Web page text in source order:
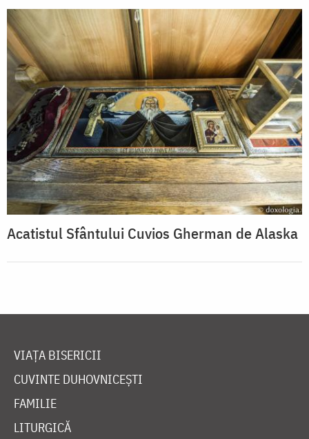
Acatistul Sfântului Cuvios Gherman de Alaska
VIAȚA BISERICII
CUVINTE DUHOVNICEȘTI
FAMILIE
LITURGICĂ